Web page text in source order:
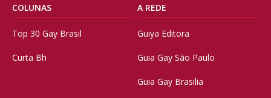
COLUNAS
Top 30 Gay Brasil
Curta Bh
A REDE
Guiya Editora
Guia Gay São Paulo
Guia Gay Brasilia